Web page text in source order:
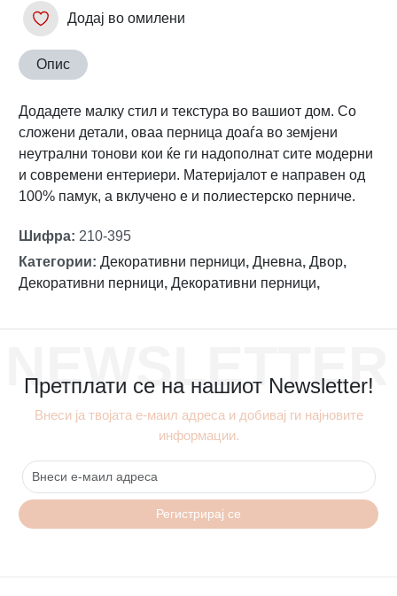
Додај во омилени
Опис
Додадете малку стил и текстура во вашиот дом. Со
сложени детали, оваа перница доаѓа во земјени
неутрални тонови кои ќе ги надополнат сите модерни
и современи ентериери. Материјалот е направен од
100% памук, а вклучено е и полиестерско перниче.
Шифра: 210-395
Категории: Декоративни перници, Дневна, Двор,
Декоративни перници, Декоративни перници,
NEWSLETTER
Претплати се на нашиот Newsletter!
Внеси ја твојата е-маил адреса и добивај ги најновите
информации.
Регистрирај се